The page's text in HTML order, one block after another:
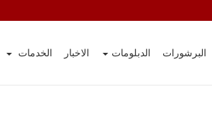
البرشورات الدبلومات الاخبار الخدمات